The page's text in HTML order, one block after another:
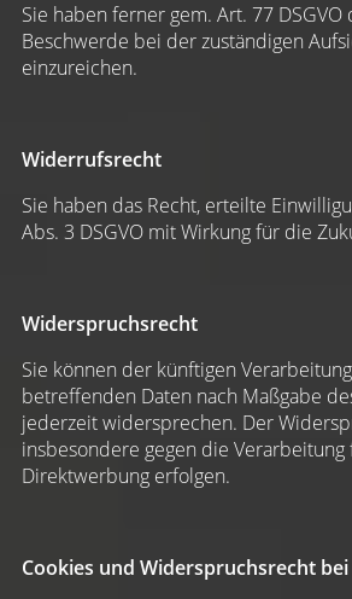
Sie haben ferner gem. Art. 77 DSGVO
Beschwerde bei der zuständigen
einzureichen.
Widerrufsrecht
Sie haben das Recht, erteilte
Abs. 3 DSGVO mit Wirkung für die
Widerspruchsrecht
Sie können der künftigen
betreffenden Daten nach Maßgabe
jederzeit widersprechen. Der
insbesondere gegen die
Direktwerbung erfolgen.
Cookies und Widerspruchsrecht